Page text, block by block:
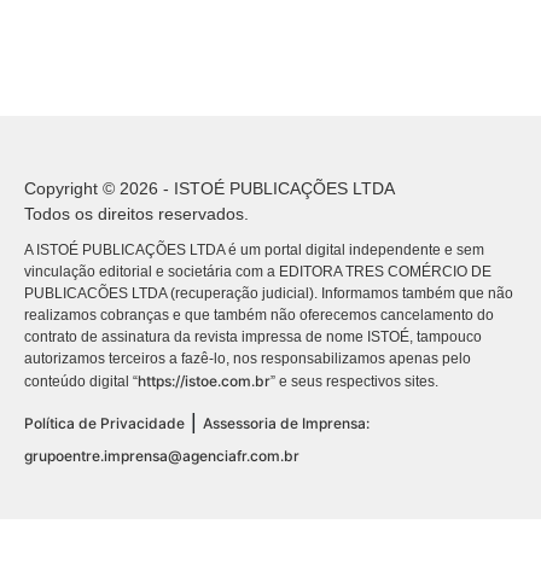
Copyright © 2026 - ISTOÉ PUBLICAÇÕES LTDA
Todos os direitos reservados.
A ISTOÉ PUBLICAÇÕES LTDA é um portal digital independente e sem
vinculação editorial e societária com a EDITORA TRES COMÉRCIO DE
PUBLICACÕES LTDA (recuperação judicial). Informamos também que não
realizamos cobranças e que também não oferecemos cancelamento do
contrato de assinatura da revista impressa de nome ISTOÉ, tampouco
autorizamos terceiros a fazê-lo, nos responsabilizamos apenas pelo
conteúdo digital “https://istoe.com.br” e seus respectivos sites.
Política de Privacidade
Assessoria de Imprensa:
grupoentre.imprensa@agenciafr.com.br